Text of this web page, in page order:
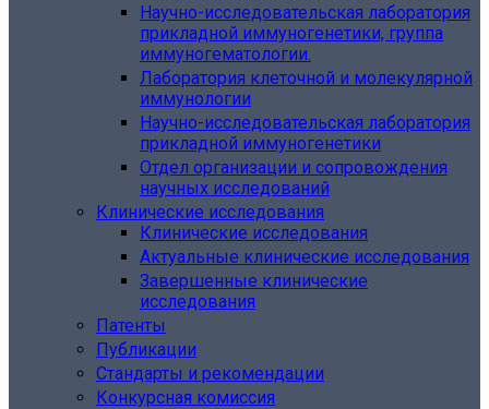
Научно-исследовательская лаборатория
прикладной иммуногенетики, группа
иммуногематологии.
Лаборатория клеточной и молекулярной
иммунологии
Научно-исследовательская лаборатория
прикладной иммуногенетики
Отдел организации и сопровождения
научных исследований
Клинические исследования
Клинические исследования
Актуальные клинические исследования
Завершенные клинические
исследования
Патенты
Публикации
Стандарты и рекомендации
Конкурсная комиссия